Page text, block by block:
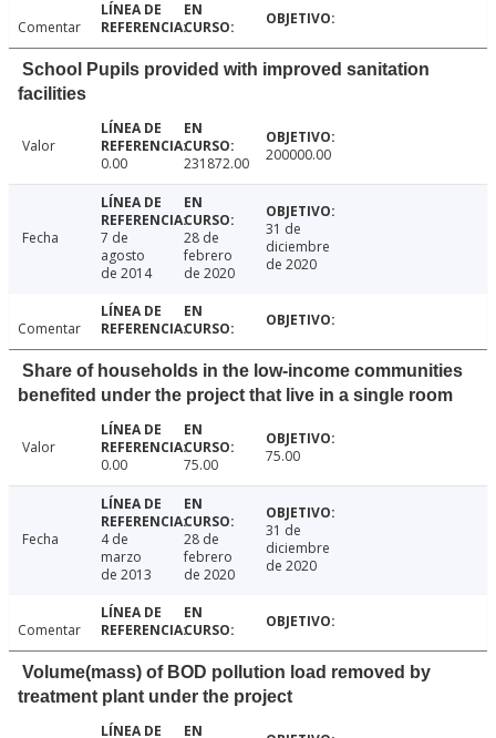
Comentar
School Pupils provided with improved sanitation
facilities
Valor
0.00
231872.00 200000.00
Fecha
7 de
agosto
de 2014
28 de
febrero
de 2020
31 de
diciembre
de 2020
Comentar
Share of households in the low-income communities
benefited under the project that live in a single room
Valor
0.00
75.00 75.00
Fecha
4 de
marzo
de 2013
28 de
febrero
de 2020
31 de
diciembre
de 2020
Comentar
Volume(mass) of BOD pollution load removed by
treatment plant under the project